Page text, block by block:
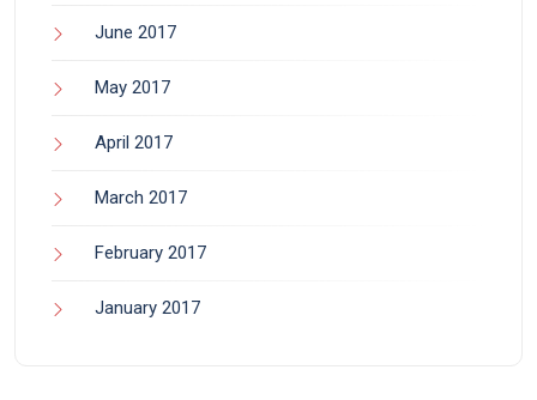
June 2017
May 2017
April 2017
March 2017
February 2017
January 2017